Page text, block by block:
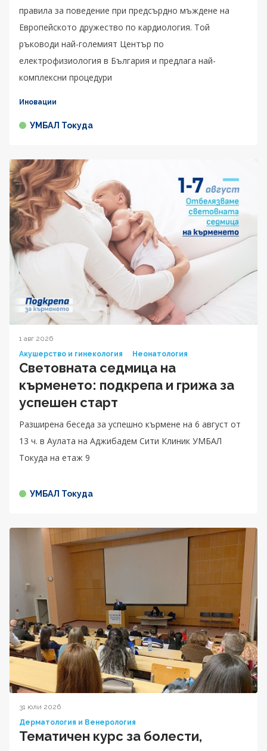
правила за поведение при предсърдно мъждене на
Европейското дружество по кардиология. Той
ръководи най-големият Център по
електрофизиология в България и предлага най-
комплексни процедури
Иновации
УМБАЛ Токуда
1 авг 2026
Акушерство и гинекология
Неонатология
Световната седмица на
кърменето: подкрепа и грижа за
успешен старт
Разширена беседа за успешно кърмене на 6 август от
13 ч. в Аулата на Аджибадем Сити Клиник УМБАЛ
Токуда на етаж 9
УМБАЛ Токуда
31 юли 2026
Дерматология и Венерология
Тематичен курс за болести,